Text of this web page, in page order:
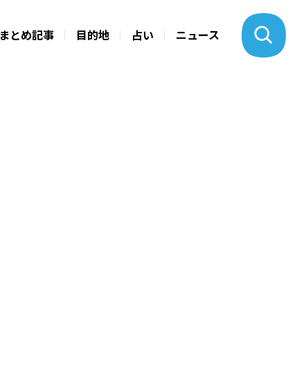
まとめ記事 目的地 占い ニュース